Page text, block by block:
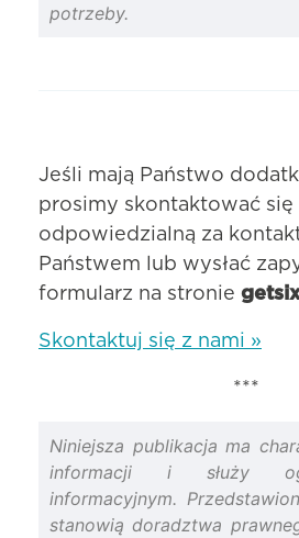
potrzeby.
Jeśli mają Państwo
prosimy skontaktować się
odpowiedzialną za
Państwem lub wysłać
formularz na stronie
Skontaktuj się z nami »
***
Niniejsza publikacja ma
informacji i służy
informacyjnym.
stanowią doradztwa